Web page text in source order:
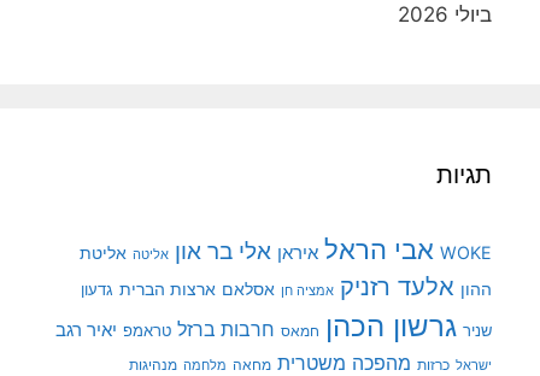
ביולי 2026
תגיות
WOKE אבי הראל איראן אלי בר און אליטה אליטת
ההון אלעד רזניק אמציה חן אסלאם ארצות הברית גדעון
שניר גרשון הכהן חמאס חרבות ברזל טראמפ יאיר רגב
ישראל כרזות מהפכה משטרית מחאה מלחמה מנהיגות